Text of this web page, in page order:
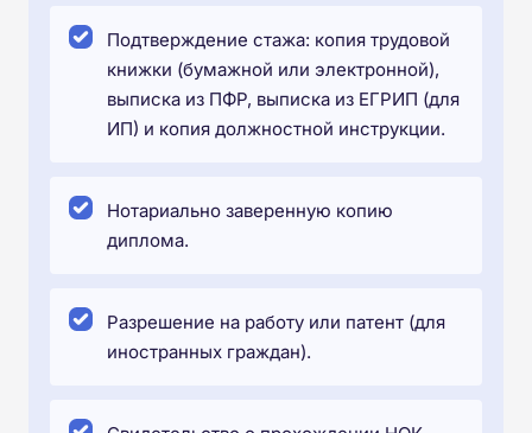
Подтверждение стажа: копия трудовой
книжки (бумажной или электронной),
выписка из ПФР, выписка из ЕГРИП (для
ИП) и копия должностной инструкции.
Нотариально заверенную копию
диплома.
Разрешение на работу или патент (для
иностранных граждан).